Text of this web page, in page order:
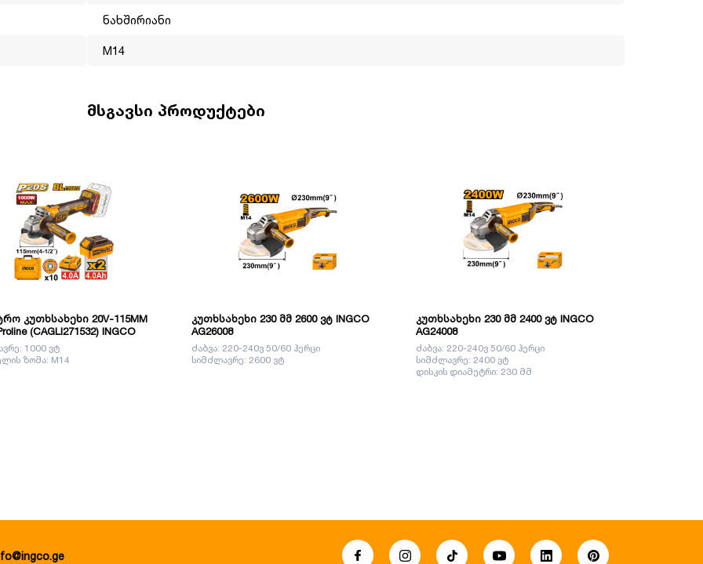
ოპერირებს მსოფლიო ბაზარზე. მისი მისიაა გახადოს
INGCO-ს პროდუქცია არის ტექნიკურად,
ნახშირიანი
M14
მსგავსი პროდუქტები
კუთხსახეხი 20V-115MM
(CAGLI271532) INGCO
1000 ვტ
ზომა: M14
კუთხსახეხი 230 მმ 2600 ვტ INGCO
AG26008
ძაბვა: 220-240ვ 50/60 ჰერცი
სიმძლავრე: 2600 ვტ
კუთხსახეხი 230 მმ 2400 ვტ INGCO
AG24008
ძაბვა: 220-240ვ 50/60 ჰერცი
სიმძლავრე: 2400 ვტ
დისკის დიამეტრი: 230 მმ